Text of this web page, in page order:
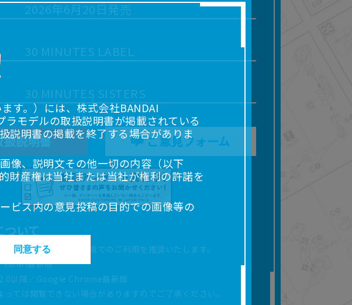
2026年6月20日発売
30 MINUTES LABEL
30 MINUTES SISTERS
扱説明書 ご意見フォーム
ついて
タブレットは以下の環境でのご利用を推奨いたします。
safari最新版
以降／Google Chrome最新版
っては閲覧できない場合がありますのでご了承ください。
す。）には、株式会社BANDAI
モデルの取扱説明書が掲載されている
説明書の掲載を終了する場合がありま
像、説明文その他一切の内容（以下
財産権は当社または当社が権利の許諾を
ビス内の意見投稿の目的での画像等の
されたものと異なる場合があります。
変更される場合があります。
明書の完全性を保証するものではあ
同意する